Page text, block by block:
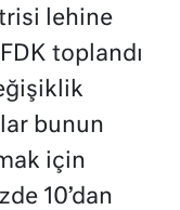
lehine
toplandı
bunun
için
10’dan